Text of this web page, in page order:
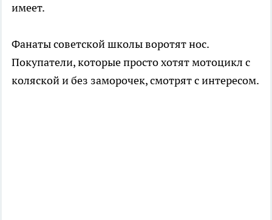
имеет.
Фанаты советской школы воротят нос.
Покупатели, которые просто хотят мотоцикл с
коляской и без заморочек, смотрят с интересом.